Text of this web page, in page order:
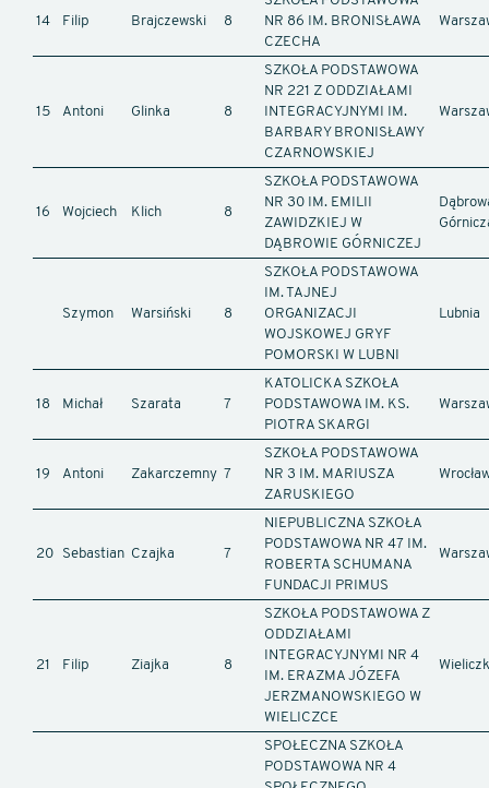
14 Filip Brajczewski 8
NR 86 IM. BRONISŁAWA
CZECHA
15 Antoni Glinka 8
SZKOŁA PODSTAWOWA
NR 221 Z ODDZIAŁAMI
INTEGRACYJNYMI IM.
BARBARY BRONISŁAWY
CZARNOWSKIEJ
16 Wojciech Klich 8
SZKOŁA PODSTAWOWA
NR 30 IM. EMILII
ZAWIDZKIEJ W
DĄBROWIE GÓRNICZEJ
Szymon Warsiński 8
SZKOŁA PODSTAWOWA
IM. TAJNEJ
ORGANIZACJI
WOJSKOWEJ GRYF
POMORSKI W LUBNI
Lubnia
18 Michał Szarata 7
KATOLICKA SZKOŁA
PODSTAWOWA IM. KS.
PIOTRA SKARGI
19 Antoni Zakarczemny 7
SZKOŁA PODSTAWOWA
NR 3 IM. MARIUSZA
ZARUSKIEGO
20 Sebastian Czajka 7
NIEPUBLICZNA SZKOŁA
PODSTAWOWA NR 47 IM.
ROBERTA SCHUMANA
FUNDACJI PRIMUS
21 Filip Ziajka 8
SZKOŁA PODSTAWOWA Z
ODDZIAŁAMI
INTEGRACYJNYMI NR 4
IM. ERAZMA JÓZEFA
JERZMANOWSKIEGO W
WIELICZCE
SPOŁECZNA SZKOŁA
PODSTAWOWA NR 4